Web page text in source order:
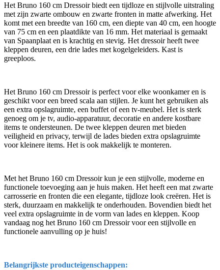
Het Bruno 160 cm Dressoir biedt een tijdloze en stijlvolle uitstraling
met zijn zwarte ombouw en zwarte fronten in matte afwerking. Het
komt met een breedte van 160 cm, een diepte van 40 cm, een hoogte
van 75 cm en een plaatdikte van 16 mm. Het materiaal is gemaakt
van Spaanplaat en is krachtig en stevig. Het dressoir heeft twee
kleppen deuren, een drie lades met kogelgeleiders. Kast is
greeploos.
Het Bruno 160 cm Dressoir is perfect voor elke woonkamer en is
geschikt voor een breed scala aan stijlen. Je kunt het gebruiken als
een extra opslagruimte, een buffet of een tv-meubel. Het is sterk
genoeg om je tv, audio-apparatuur, decoratie en andere kostbare
items te ondersteunen. De twee kleppen deuren met bieden
veiligheid en privacy, terwijl de lades bieden extra opslagruimte
voor kleinere items. Het is ook makkelijk te monteren.
Met het Bruno 160 cm Dressoir kun je een stijlvolle, moderne en
functionele toevoeging aan je huis maken. Het heeft een mat zwarte
carrosserie en fronten die een elegante, tijdloze look creëren. Het is
sterk, duurzaam en makkelijk te onderhouden. Bovendien biedt het
veel extra opslagruimte in de vorm van lades en kleppen. Koop
vandaag nog het Bruno 160 cm Dressoir voor een stijlvolle en
functionele aanvulling op je huis!
Belangrijkste producteigenschappen: